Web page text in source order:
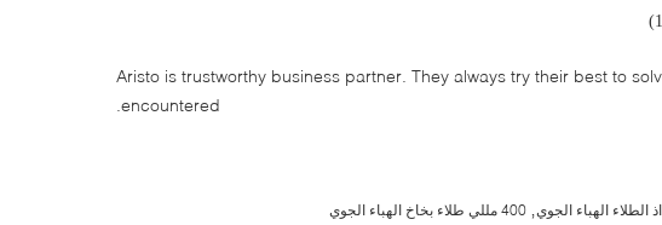
Aristo is trustworthy business partner. They always try their best to
encountered.
الطلاء الهباء الجوي 400 مللي طلاء بخاخ الهباء الجوي